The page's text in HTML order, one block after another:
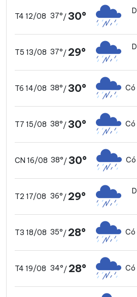
T4 12/08 37°/30°
T5 13/08 37°/ 29°
T6 14/08 38°/30° Có
T7 15/08 38°/30° Có
CN 16/08 38°/30°
T2 17/08 36°/ 29°
T3 18/08 35°/ 28° Có
T4 19/08 34°/ 28° Có